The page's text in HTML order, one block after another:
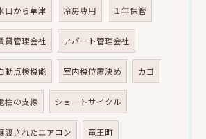
口から草津 冷房専用 １年保管
貸管理会社 アパート管理会社
動点検機能 室内機位置決め カゴ
柱の支線 ショートサイクル
渡されたエアコン 竜王町